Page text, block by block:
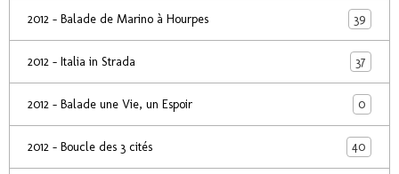
2012 - Balade de Marino à Hourpes 39
2012 - Italia in Strada 37
2012 - Balade une Vie, un Espoir 0
2012 - Boucle des 3 cités 40